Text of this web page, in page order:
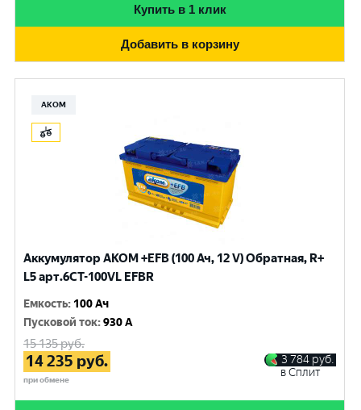
Купить в 1 клик
Добавить в корзину
АКОМ
Аккумулятор AKOM +EFB (100 Ач, 12 V) Обратная, R+
L5 арт.6СТ-100VL EFBR
Емкость: 100 Ач
Пусковой ток:930 A
15 135руб.
14 235 руб.
при обмене
3 784 руб.
в Сплит